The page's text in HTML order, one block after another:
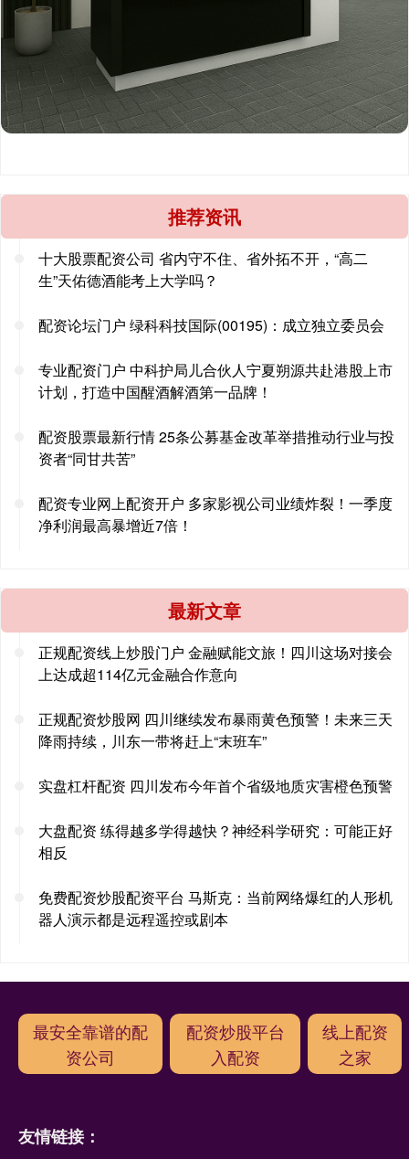
推荐资讯
十大股票配资公司 省内守不住、省外拓不开，“高二
生”天佑德酒能考上大学吗？
配资论坛门户 绿科科技国际(00195)：成立独立委员会
专业配资门户 中科护局儿合伙人宁夏朔源共赴港股上市
计划，打造中国醒酒解酒第一品牌！
配资股票最新行情 25条公募基金改革举措推动行业与投
资者“同甘共苦”
配资专业网上配资开户 多家影视公司业绩炸裂！一季度
净利润最高暴增近7倍！
最新文章
正规配资线上炒股门户 金融赋能文旅！四川这场对接会
上达成超114亿元金融合作意向
正规配资炒股网 四川继续发布暴雨黄色预警！未来三天
降雨持续，川东一带将赶上“末班车”
实盘杠杆配资 四川发布今年首个省级地质灾害橙色预警
大盘配资 练得越多学得越快？神经科学研究：可能正好
相反
免费配资炒股配资平台 马斯克：当前网络爆红的人形机
器人演示都是远程遥控或剧本
最安全靠谱的配
资公司
配资炒股平台
入配资
线上配资
之家
友情链接：